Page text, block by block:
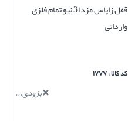
قفل زاپاس مزدا 3 نیو تمام فلزی
وارداتی
کد کالا : ۱۷۷۷
بزودی...